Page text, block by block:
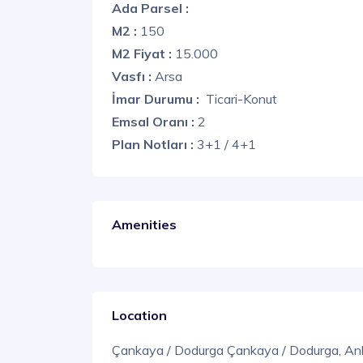
Ada Parsel :
M2 : 150
M2 Fiyat : 15.000
Vasfı : Arsa
İmar Durumu : Ticari-Konut
Emsal Oranı : 2
Plan Notları : 3+1 / 4+1
Amenities
Location
Çankaya / Dodurga Çankaya / Dodurga,